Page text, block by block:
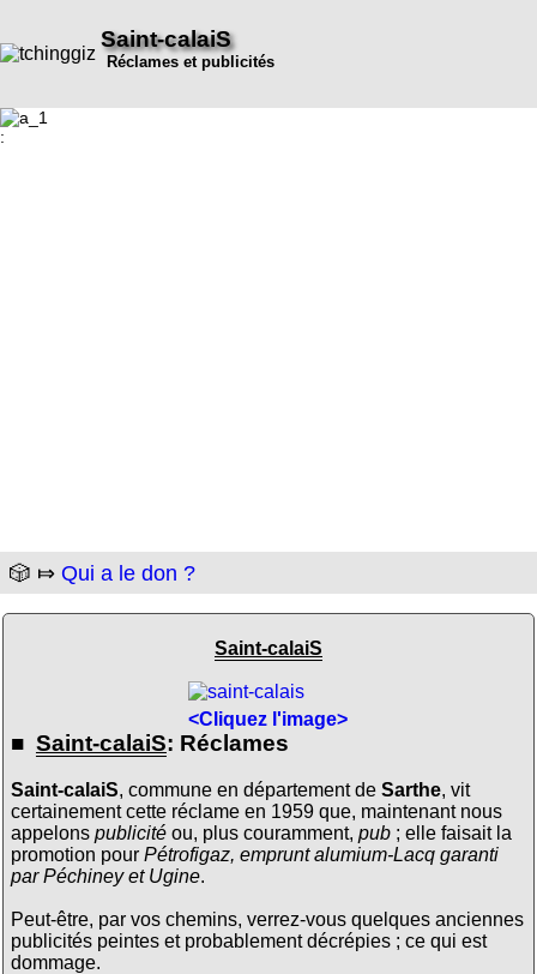
Saint-calaiS
Réclames et publicités
:
🎲 ⤇ Qui a le don ?
Saint-calaiS
<Cliquez l'image>
■ Saint-calaiS: Réclames
Saint-calaiS, commune en département de Sarthe, vit
certainement cette réclame en 1959 que, maintenant nous
appelons publicitéou, plus couramment, pub; elle faisait la
promotion pour Pétrofigaz, emprunt alumium-Lacq garanti
par Péchiney et Ugine.
Peut-être, par vos chemins, verrez-vous quelques anciennes
publicités peintes et probablement décrépies ; ce qui est
dommage.